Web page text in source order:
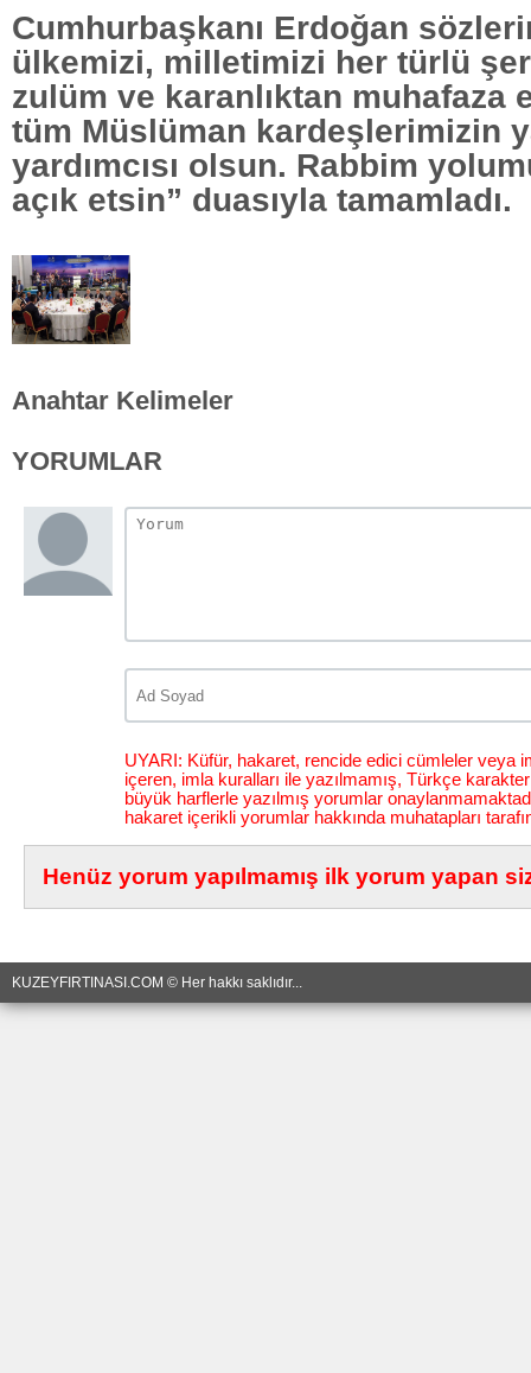
Cumhurbaşkanı Erdoğan
ülkemizi, milletimizi her türlü
zulüm ve karanlıktan muhafaza
tüm Müslüman kardeşlerimizin
yardımcısı olsun. Rabbim
açık etsin” duasıyla tamamladı.
Anahtar Kelimeler
YORUMLAR
UYARI: Küfür, hakaret, rencide edici cümleler veya
içeren, imla kuralları ile yazılmamış, Türkçe
büyük harflerle yazılmış yorumlar
hakaret içerikli yorumlar hakkında muhatapları
Henüz yorum yapılmamış ilk yorum yapan
KUZEYFIRTINASI.COM © Her hakkı saklıdır...